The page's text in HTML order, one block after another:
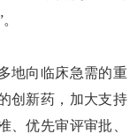
向临床急需的重
创新药，加大支持
、优先审评审批、